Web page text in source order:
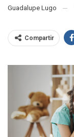
Guadalupe Lugo
Compartir